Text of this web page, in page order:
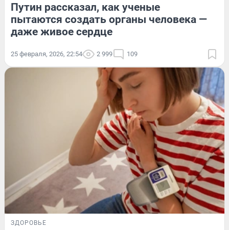
Путин рассказал, как ученые
пытаются создать органы человека —
даже живое сердце
25 февраля, 2026, 22:54 2 999 109
ЗДОРОВЬЕ